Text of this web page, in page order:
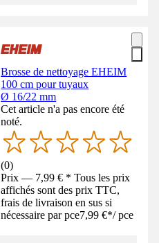
Brosse de nettoyage EHEIM
100 cm pour tuyaux
Ø 16/22 mm
Cet article n'a pas encore été
noté.
(0)
Prix — 7,99 € * Tous les prix
affichés sont des prix TTC,
frais de livraison en sus si
nécessaire par pce7,99 €*/ pce